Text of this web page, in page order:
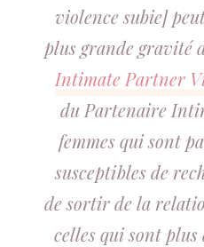
violence subie]
plus grande gravité
Intimate Partner
du Partenaire
femmes qui sont
susceptibles de
de sortir de la
celles qui sont